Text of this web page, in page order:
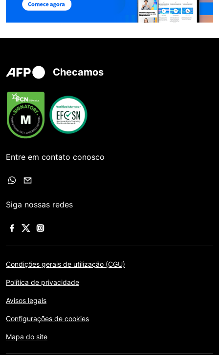
Checamos
Entre em contato conosco
Siga nossas redes
Condições gerais de utilização (CGU)
Política de privacidade
Avisos legais
Configurações de cookies
Mapa do site